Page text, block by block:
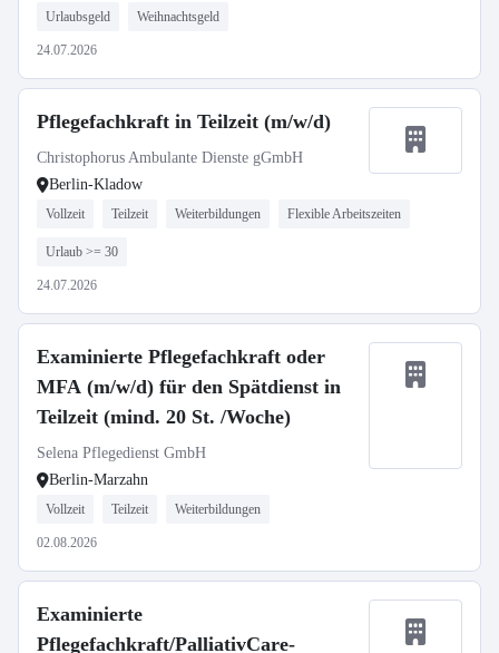
Urlaubsgeld Weihnachtsgeld
24.07.2026
Pflegefachkraft in Teilzeit (m/w/d)
Christophorus Ambulante Dienste gGmbH
Berlin-Kladow
Vollzeit Teilzeit Weiterbildungen Flexible Arbeitszeiten
Urlaub >= 30
24.07.2026
Examinierte Pflegefachkraft oder
MFA (m/w/d) für den Spätdienst in
Teilzeit (mind. 20 St. /Woche)
Selena Pflegedienst GmbH
Berlin-Marzahn
Vollzeit Teilzeit Weiterbildungen
02.08.2026
Examinierte
Pflegefachkraft/PalliativCare-